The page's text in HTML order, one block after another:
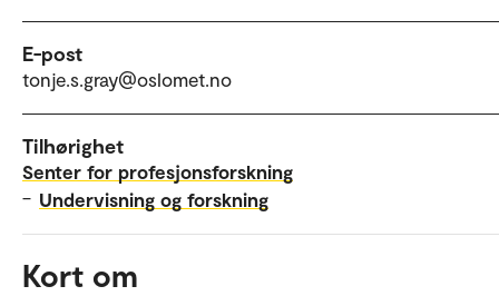
E-post
tonje.s.gray@oslomet.no
Tilhørighet
Senter for profesjonsforskning
– Undervisning og forskning
Kort om